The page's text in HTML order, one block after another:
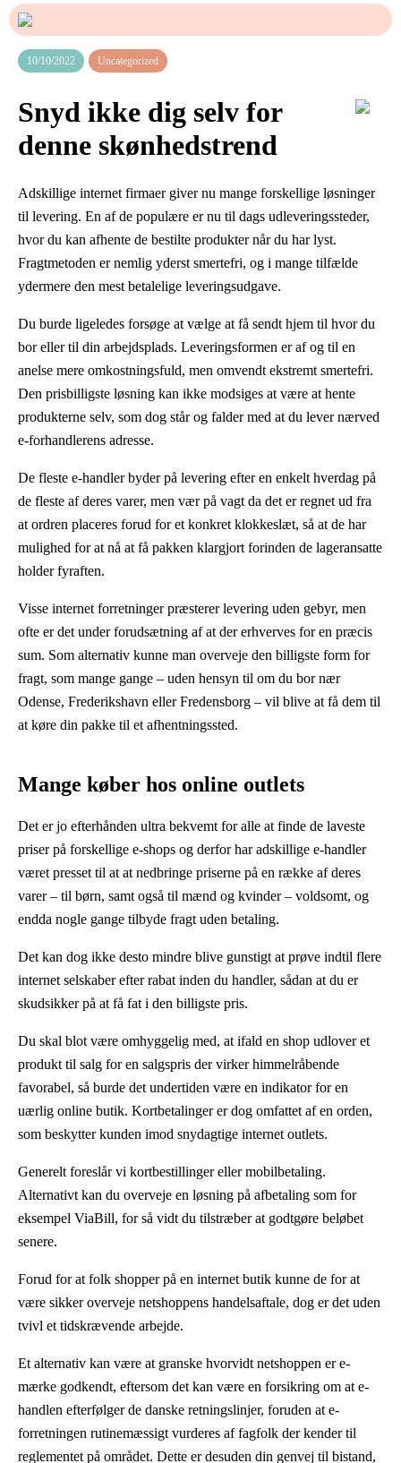
10/10/2022 Uncategorized
Snyd ikke dig selv for
denne skønhedstrend
Adskillige internet firmaer giver nu mange forskellige løsninger
til levering. En af de populære er nu til dags udleveringssteder,
hvor du kan afhente de bestilte produkter når du har lyst.
Fragtmetoden er nemlig yderst smertefri, og i mange tilfælde
ydermere den mest betalelige leveringsudgave.
Du burde ligeledes forsøge at vælge at få sendt hjem til hvor du
bor eller til din arbejdsplads. Leveringsformen er af og til en
anelse mere omkostningsfuld, men omvendt ekstremt smertefri.
Den prisbilligste løsning kan ikke modsiges at være at hente
produkterne selv, som dog står og falder med at du lever nærved
e-forhandlerens adresse.
De fleste e-handler byder på levering efter en enkelt hverdag på
de fleste af deres varer, men vær på vagt da det er regnet ud fra
at ordren placeres forud for et konkret klokkeslæt, så at de har
mulighed for at nå at få pakken klargjort forinden de lageransatte
holder fyraften.
Visse internet forretninger præsterer levering uden gebyr, men
ofte er det under forudsætning af at der erhverves for en præcis
sum. Som alternativ kunne man overveje den billigste form for
fragt, som mange gange – uden hensyn til om du bor nær
Odense, Frederikshavn eller Fredensborg – vil blive at få dem til
at køre din pakke til et afhentningssted.
Mange køber hos online outlets
Det er jo efterhånden ultra bekvemt for alle at finde de laveste
priser på forskellige e-shops og derfor har adskillige e-handler
været presset til at at nedbringe priserne på en række af deres
varer – til børn, samt også til mænd og kvinder – voldsomt, og
endda nogle gange tilbyde fragt uden betaling.
Det kan dog ikke desto mindre blive gunstigt at prøve indtil flere
internet selskaber efter rabat inden du handler, sådan at du er
skudsikker på at få fat i den billigste pris.
Du skal blot være omhyggelig med, at ifald en shop udlover et
produkt til salg for en salgspris der virker himmelråbende
favorabel, så burde det undertiden være en indikator for en
uærlig online butik. Kortbetalinger er dog omfattet af en orden,
som beskytter kunden imod snydagtige internet outlets.
Generelt foreslår vi kortbestillinger eller mobilbetaling.
Alternativt kan du overveje en løsning på afbetaling som for
eksempel ViaBill, for så vidt du tilstræber at godtgøre beløbet
senere.
Forud for at folk shopper på en internet butik kunne de for at
være sikker overveje netshoppens handelsaftale, dog er det uden
tvivl et tidskrævende arbejde.
Et alternativ kan være at granske hvorvidt netshoppen er e-
mærke godkendt, eftersom det kan være en forsikring om at e-
handlen efterfølger de danske retningslinjer, foruden at e-
forretningen rutinemæssigt vurderes af fagfolk der kender til
reglementet på området. Dette er desuden din genvej til bistand,